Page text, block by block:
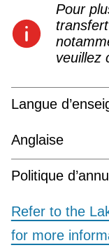
Pour
veuillez
Langue
Anglaise
Politique
Refer to the
for more